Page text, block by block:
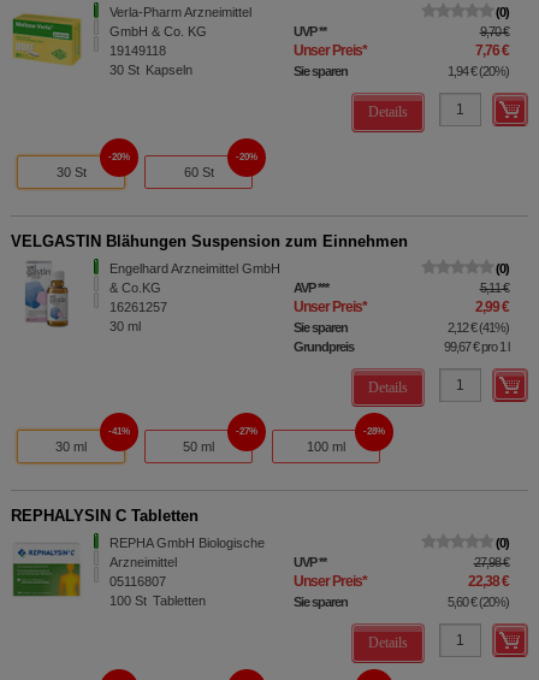
Verla-Pharm Arzneimittel
GmbH & Co. KG
19149118
30 St Kapseln
0
UVP** 9,70 €
Unser Preis* 7,76 €
Sie sparen 1,94 €(20%)
Details
30 St
20%
60 St
20%
VELGASTIN Blähungen Suspension zum Einnehmen
Engelhard Arzneimittel GmbH
& Co.KG
16261257
30 ml
0
AVP*** 5,11 €
Unser Preis* 2,99 €
Sie sparen 2,12 €(41%)
Grundpreis
99,67 €pro 1 l
Details
30 ml
41%
50 ml
27%
100 ml
28%
REPHALYSIN C Tabletten
REPHA GmbH Biologische
Arzneimittel
05116807
100 St Tabletten
0
UVP** 27,98 €
Unser Preis* 22,38 €
Sie sparen 5,60 €(20%)
Details